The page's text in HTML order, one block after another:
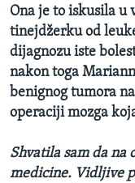
Ona je to iskusila u
tinejdžerku od
dijagnozu iste
nakon toga
benignog tumora
operaciji mozga
Shvatila sam da na
medicine. Vidljive